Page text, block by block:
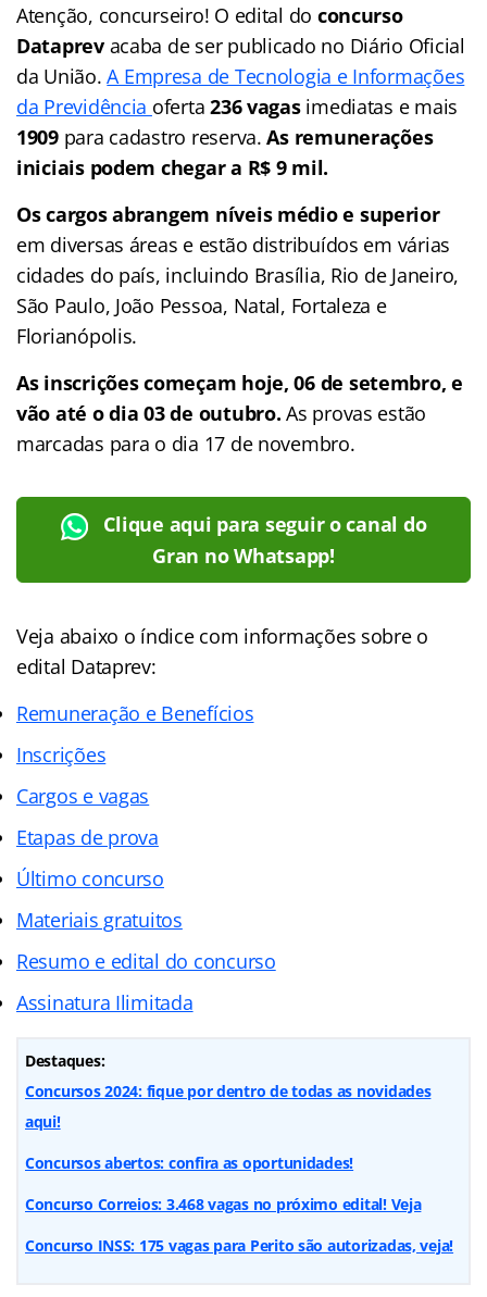
Atenção, concurseiro! O edital do concurso
Dataprevacaba de ser publicado no Diário Oficial
da União.A Empresa de Tecnologia e Informações
da Previdência oferta236 vagasimediatas e mais
1909 para cadastro reserva.As remunerações
iniciais podem chegar a R$ 9 mil.
Os cargos abrangem níveis médio e superior
em diversas áreas e estão distribuídos em várias
cidades do país, incluindo Brasília, Rio de Janeiro,
São Paulo, João Pessoa, Natal, Fortaleza e
Florianópolis.
As inscrições começam hoje, 06 de setembro, e
vão até o dia 03 de outubro.As provas estão
marcadas para o dia 17 de novembro.
Clique aqui para seguir o canal do
Gran no Whatsapp!
Veja abaixo o índicecom informações sobre o
edital Dataprev:
Remuneração e Benefícios
Inscrições
Cargos e vagas
Etapas de prova
Último concurso
Materiais gratuitos
Resumo e edital do concurso
Assinatura Ilimitada
Destaques:
Concursos 2024: fique por dentro de todas as novidades
aqui!
Concursos abertos: confira as oportunidades!
Concurso Correios: 3.468 vagas no próximo edital! Veja
Concurso INSS: 175 vagas para Perito são autorizadas, veja!